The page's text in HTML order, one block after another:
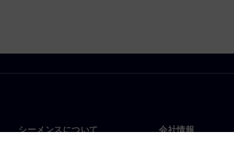
シーメンスについて 会社情報